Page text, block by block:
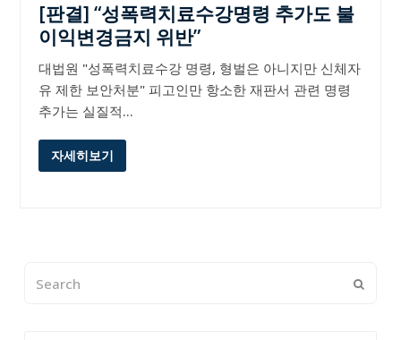
[판결] “성폭력치료수강명령 추가도 불
이익변경금지 위반”
대법원 "성폭력치료수강 명령, 형벌은 아니지만 신체자
유 제한 보안처분" 피고인만 항소한 재판서 관련 명령
추가는 실질적…
자세히보기